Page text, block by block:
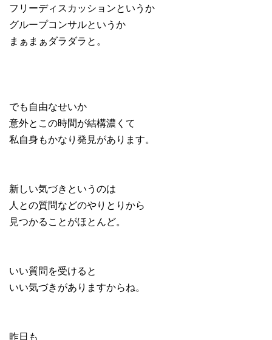
フリーディスカッションというか
グループコンサルというか
まぁまぁダラダラと。
でも自由なせいか
意外とこの時間が結構濃くて
私自身もかなり発見があります。
新しい気づきというのは
人との質問などのやりとりから
見つかることがほとんど。
いい質問を受けると
いい気づきがありますからね。
昨日も